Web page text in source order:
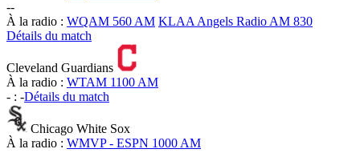
--
À la radio : WQAM 560 AM KLAA Angels Radio AM 830
Détails du match
Cleveland Guardians
À la radio : WTAM 1100 AM
- : -Détails du match
Chicago White Sox
À la radio : WMVP - ESPN 1000 AM